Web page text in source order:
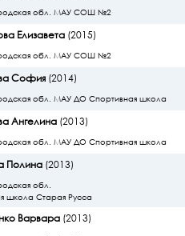
обл. МАУ СОШ №2
Елизавета(2015)
обл. МАУ СОШ №2
София(2014)
обл. МАУ ДО Спортивная школа
Ангелина(2013)
обл. МАУ ДО Спортивная школа
Полина(2013)
обл.
школа Старая Русса
Варвара(2013)